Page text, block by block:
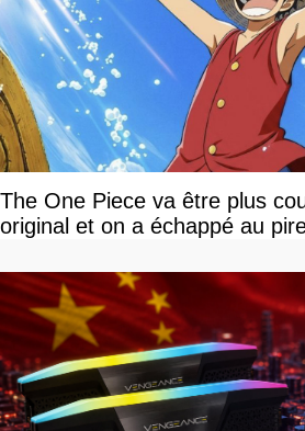
The One Piece va être plus
original et on a échappé au